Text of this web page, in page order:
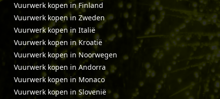
Vuurwerk kopen in Finland
Vuurwerk kopen in Zweden
Vuurwerk kopen in Italië
Vuurwerk kopen in Kroatië
Vuurwerk kopen in Noorwegen
Vuurwerk kopen in Andorra
Vuurwerk kopen in Monaco
Vuurwerk kopen in Slovenië